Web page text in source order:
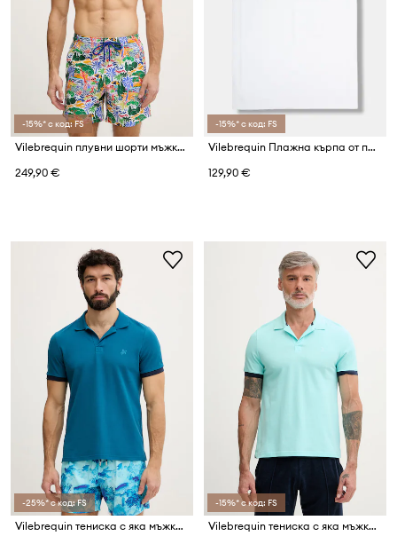
-15%* с код: FS
Vilebrequin плувни шорти мъжки MOOREA
249,90 €
-15%* с код: FS
Vilebrequin Плажна кърпа от памук SAND
129,90 €
-25%* с код: FS
Vilebrequin тениска с яка мъжка от памук PALATIN
-15%* с код: FS
Vilebrequin тениска с яка мъжка от памук PALATIN